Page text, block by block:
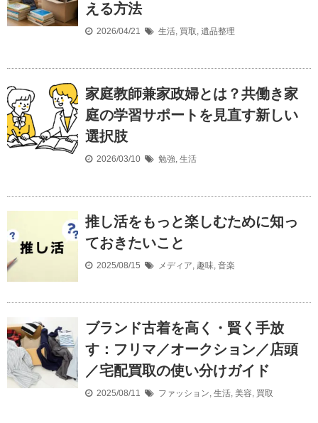
える方法
2026/04/21 生活, 買取, 遺品整理
家庭教師兼家政婦とは？共働き家
庭の学習サポートを見直す新しい
選択肢
2026/03/10 勉強, 生活
推し活をもっと楽しむために知っ
ておきたいこと
2025/08/15 メディア, 趣味, 音楽
ブランド古着を高く・賢く手放
す：フリマ／オークション／店頭
／宅配買取の使い分けガイド
2025/08/11 ファッション, 生活, 美容, 買取